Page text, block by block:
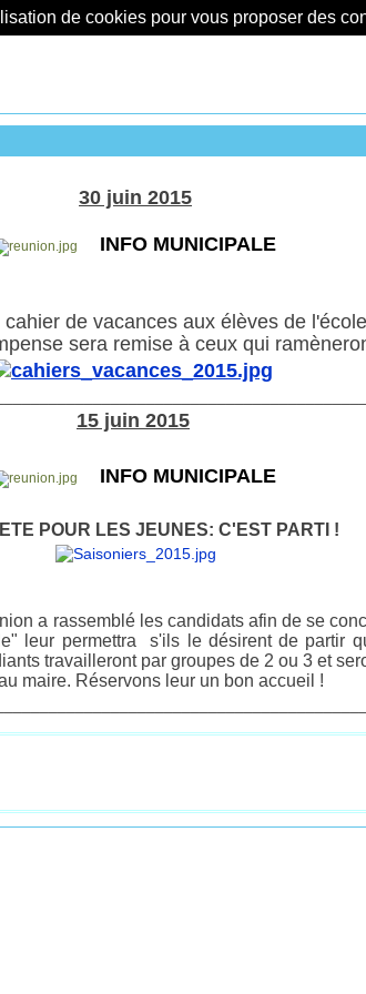
de cookies pour vous proposer des
30 juin 2015
INFO MUNICIPALE
de vacances aux élèves de
sera remise à ceux qui
15 juin 2015
INFO MUNICIPALE
POUR LES JEUNES: C'EST PARTI !
a rassemblé les candidats afin de se
leur permettra s'ils le désirent de partir
travailleront par groupes de 2 ou 3 et
maire. Réservons leur un bon accueil !